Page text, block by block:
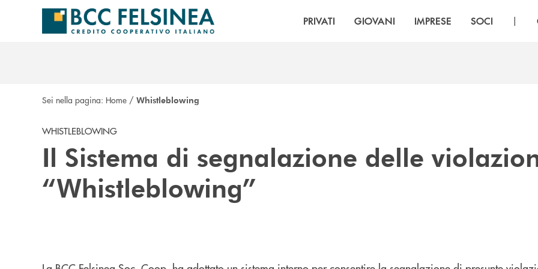
Salta al contenuto principale
PRIVATI GIOVANI IMPRESE SOCI |
Sei nella pagina: Home / Whistleblowing
WHISTLEBLOWING
Il Sistema di segnalazione delle
“Whistleblowing”